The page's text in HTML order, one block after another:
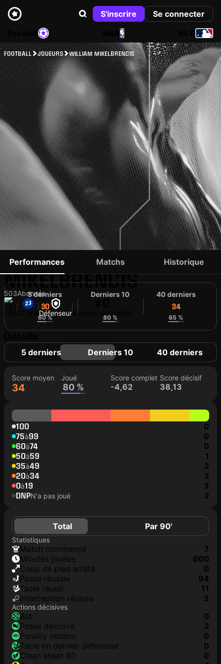
S'inscrire
Se connecter
NBA
FOOTBALL JOUEURS WILLIAM MIKELBRENCIS
WILLIAM
MIKELBRENCIS
503Abonnés
Défenseur Numéro de maillot
Performances Matchs Historique
5 derniers
30
60 %
Derniers 10
80 %
40 derniers
34
65 %
5 derniers Derniers 10 40 derniers
Score moyen
34
Joué
80 %
Score complet
-4,62
Score décisif
38,13
100 0
75à99 0
60à74 0
50à59 1
35à49 2
20à34 2
0à19 3
DNPN'a pas joué 2
Total Par 90'
Statistiques
match commencé
7
minutes jouées
600
coup de pied arrêté
0
Passe réussie
94
tacle réussi
11
interception réussie
3
Actions décisives
but
0
passe décisive
2
penalty obtenu
0
tacle en dernier défenseur
0
clean sheet 60
0